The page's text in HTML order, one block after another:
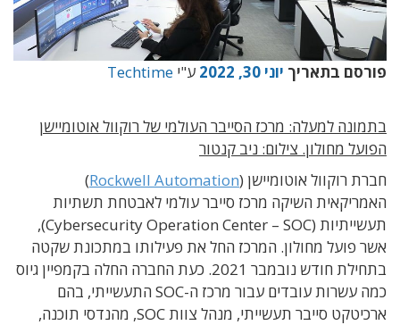
בתאריךיוני 30, 2022 ע"יTechtime
למעלה: מרכז הסייבר העולמי של רוקוול אוטומיישן
מחולון. צילום: ניב קנטור
רוקוול אוטומיישן (Rockwell Automation
)
השיקה מרכז סייבר עולמי לאבטחת תשתיות
תעשייתיות (Cybersecurity Operation Center – SOC),
פועל מחולון. המרכז החל את פעילותו במתכונת שקטה
בתחילת חודש נובמבר 2021. כעת החברה החלה בקמפיין גיוס
כמה עשרות עובדים עבור מרכז ה-SOC התעשייתי, בהם
ארכיטקט סייבר תעשייתי, מנהל צוות SOC, מהנדסי תוכנה,